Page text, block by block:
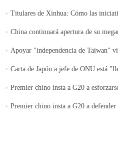
Titulares de Xinhua: Cómo las
China continuará apertura de su
Apoyar "independencia de Taiwan"
Carta de Japón a jefe de ONU está
Premier chino insta a G20 a
Premier chino insta a G20 a